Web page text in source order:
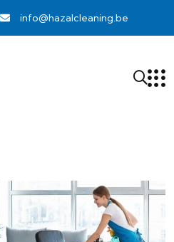
info@hazalcleaning.be